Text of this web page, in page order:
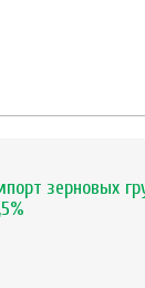
зерновых